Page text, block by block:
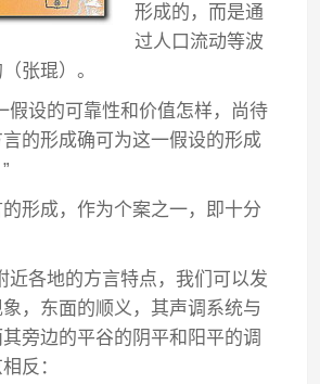
形成的，而是通
过人口流动等波
张琨）。
假设的可靠性和价值怎样，尚待
的形成确可为这一假设的形成
形成，作为个案之一，即十分
近各地的方言特点，我们可以发
，东面的顺义，其声调系统与
旁边的平谷的阴平和阳平的调
反：